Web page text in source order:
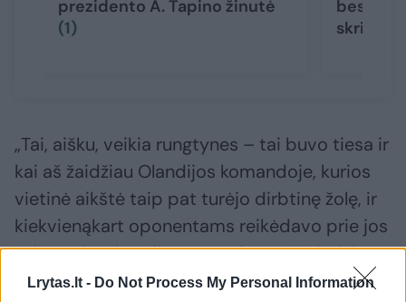
Lrytas.lt - Do Not Process My Personal Information
prezidento A. Tapino žinutė
(1)
skriejo
„Tai, aišku, veikia rungtynes – tai buvo tiesa ir
kai aš žaidžiau Olandijos komandoje, kurios
vietinė aikštė taip pat turėjo dirbtinę žolę, ir
kiekvienąkart oponentams reikėdavo prie jos
priprasti. Vakar dienos treniruotė šiek tiek
davė to jausmo. Bet tai taip pat yra ir